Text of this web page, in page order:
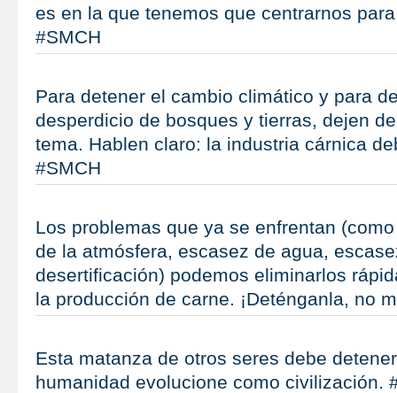
es en la que tenemos que centrarnos
#SMCH
Para detener el cambio climático y para
desperdicio de bosques y tierras, dejen
tema. Hablen claro: la industria cárnica
#SMCH
Los problemas que ya se enfrentan
de la atmósfera, escasez de agua,
desertificación) podemos eliminarlos
la producción de carne. ¡Deténganla, no
Esta matanza de otros seres debe
humanidad evolucione como civilización.